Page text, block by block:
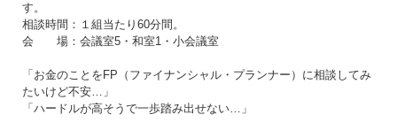
す。
相談時間：１組当たり60分間。
会 場：会議室5・和室1・小会議室
「お金のことをFP（ファイナンシャル・プランナー）に相談してみ
たいけど不安…」
「ハードルが高そうで一歩踏み出せない…」